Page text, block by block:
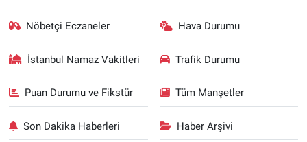
Nöbetçi Eczaneler Hava Durumu
İstanbul Namaz Vakitleri Trafik Durumu
Puan Durumu ve Fikstür Tüm Manşetler
Son Dakika Haberleri Haber Arşivi